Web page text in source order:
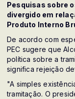
Pesquisas sobre
divergido em
Produto Interno
De acordo com
PEC sugere que
política sobre a
significa rejeição
"A simples
tramitação. O